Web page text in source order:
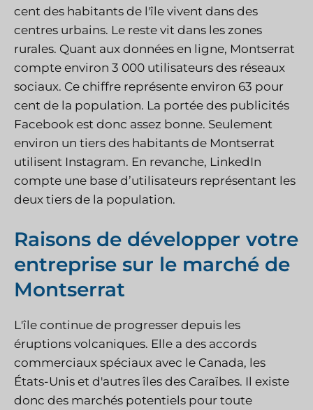
cent des habitants de l'île vivent dans des
centres urbains. Le reste vit dans les zones
rurales. Quant aux données en ligne, Montserrat
compte environ 3 000 utilisateurs des réseaux
sociaux. Ce chiffre représente environ 63 pour
cent de la population. La portée des publicités
Facebook est donc assez bonne. Seulement
environ un tiers des habitants de Montserrat
utilisent Instagram. En revanche, LinkedIn
compte une base d’utilisateurs représentant les
deux tiers de la population.
Raisons de développer votre
entreprise sur le marché de
Montserrat
L'île continue de progresser depuis les
éruptions volcaniques. Elle a des accords
commerciaux spéciaux avec le Canada, les
États-Unis et d'autres îles des Caraïbes. Il existe
donc des marchés potentiels pour toute